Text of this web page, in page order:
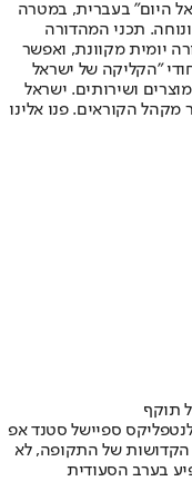
היום" בעברית, במטרה
תכני המהדורה
יומית מקוונת, ואפשר
"הקליקה של ישראל
ושירותים. ישראל
מקהל הקוראים. פנו אלינו
תוקף
ספיישל סטנד אפ
של התקופה, לא
בערב הסעודית